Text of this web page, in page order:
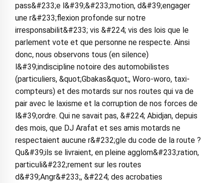
pass&#233;e l&#39;&#233;motion, d&#39;engager
une r&#233;flexion profonde sur notre
irresponsabilit&#233; vis &#224; vis des lois que le
parlement vote et que personne ne respecte. Ainsi
donc, nous observons tous (en silence)
l&#39;indiscipline notoire des automobilistes
(particuliers, &quot;Gbakas&quot;, Woro-woro, taxi-
compteurs) et des motards sur nos routes qui va de
pair avec le laxisme et la corruption de nos forces de
l&#39;ordre. Qui ne savait pas, &#224; Abidjan, depuis
des mois, que DJ Arafat et ses amis motards ne
respectaient aucune r&#232;gle du code de la route ?
Qu&#39;ils se livraient, en pleine agglom&#233;ration,
particuli&#232;rement sur les routes
d&#39;Angr&#233;, &#224; des acrobaties